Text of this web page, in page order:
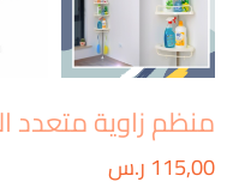
منظم زاوية متعدد
115,00 ر.س